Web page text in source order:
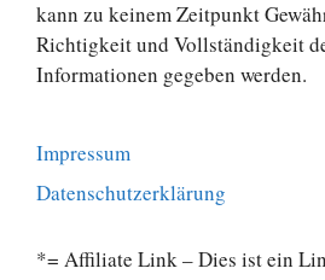
kann zu keinem Zeitpunkt
Richtigkeit und Vollständigkeit
Informationen gegeben werden.
Impressum
Datenschutzerklärung
*= Affiliate Link – Dies ist ein